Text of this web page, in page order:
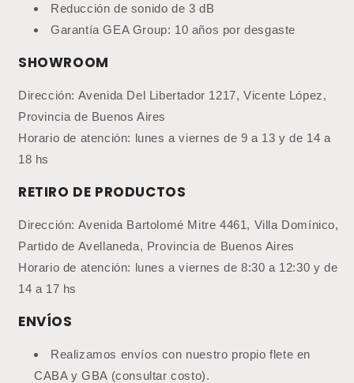
Reducción de sonido de 3 dB
Garantía GEA Group: 10 años por desgaste
SHOWROOM
Dirección: Avenida Del Libertador 1217, Vicente López,
Provincia de Buenos Aires
Horario de atención: lunes a viernes de 9 a 13 y de 14 a
18 hs
RETIRO DE PRODUCTOS
Dirección: Avenida Bartolomé Mitre 4461, Villa Domínico,
Partido de Avellaneda, Provincia de Buenos Aires
Horario de atención: lunes a viernes de 8:30 a 12:30 y de
14 a 17 hs
ENVÍOS
Realizamos envíos con nuestro propio flete en
CABA y GBA (consultar costo).